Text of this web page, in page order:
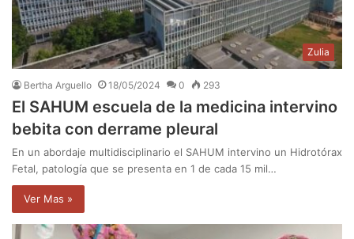
Zulia
Bertha Arguello 18/05/2024 0 293
El SAHUM escuela de la medicina intervino
bebita con derrame pleural
En un abordaje multidisciplinario el SAHUM intervino un Hidrotórax
Fetal, patología que se presenta en 1 de cada 15 mil…
Ver Mas »